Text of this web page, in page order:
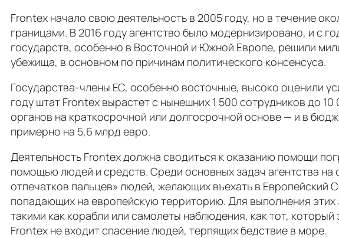
Frontex начало свою деятельность в 2005 году, но в течение
границами. В 2016 году агентство было модернизировано, и с
государств, особенно в Восточной и Южной Европе, решили
убежища, в основном по причинам политического консенсуса.
Государства-члены ЕС, особенно восточные, высоко оценили
году штат Frontex вырастет с нынешних 1 500 сотрудников до
органов на краткосрочной или долгосрочной основе — и в
примерно на 5,6 млрд евро.
Деятельность Frontex должна сводиться к оказанию помощи
помощью людей и средств. Среди основных задач агентства на
отпечатков пальцев» людей, желающих въехать в Европейский
попадающих на европейскую территорию. Для выполнения
такими как корабли или самолеты наблюдения, как тот,
Frontex не входит спасение людей, терпящих бедствие в море.